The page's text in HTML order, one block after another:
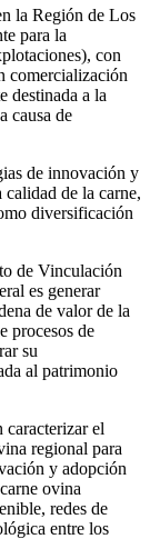
la Región de Los
para la
con
comercialización
destinada a la
causa de
de innovación y
de la carne,
diversificación
de Vinculación
es generar
de valor de la
procesos de
su
al patrimonio
caracterizar el
regional para
y adopción
ovina
redes de
entre los